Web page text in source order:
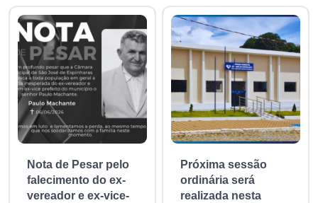
Nota de Pesar pelo
falecimento do ex-
vereador e ex-vice-
Próxima sessão
ordinária será
realizada nesta